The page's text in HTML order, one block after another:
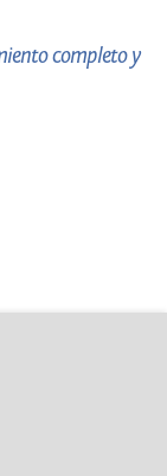
completo y